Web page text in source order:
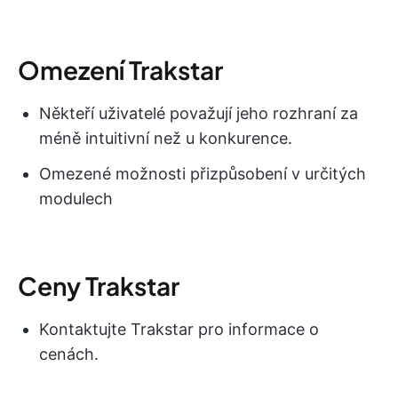
Omezení Trakstar
Někteří uživatelé považují jeho rozhraní za
méně intuitivní než u konkurence.
Omezené možnosti přizpůsobení v určitých
modulech
Ceny Trakstar
Kontaktujte Trakstar pro informace o
cenách.